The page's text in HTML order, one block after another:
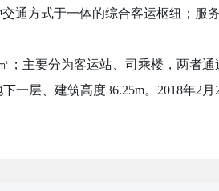
通方式于一体的综合客运枢纽；服
；主要分为客运站、司乘楼，两者
一层、建筑高度36.25m。2018年2月